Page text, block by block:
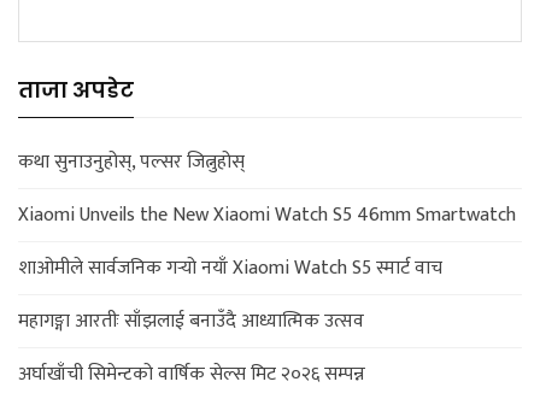
ताजा अपडेट
कथा सुनाउनुहोस्, पल्सर जित्नुहोस्
Xiaomi Unveils the New Xiaomi Watch S5 46mm Smartwatch
शाओमीले सार्वजनिक गर्‍यो नयाँ Xiaomi Watch S5 स्मार्ट वाच
महागङ्गा आरतीः साँझलाई बनाउँदै आध्यात्मिक उत्सव
अर्घाखाँची सिमेन्टको वार्षिक सेल्स मिट २०२६ सम्पन्न